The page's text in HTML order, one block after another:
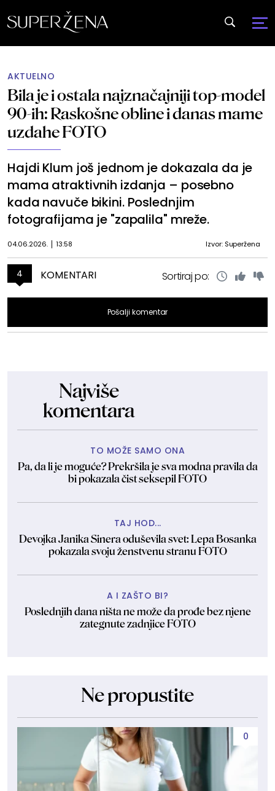
AKTUELNO
Bila je i ostala najznačajniji top-model
90-ih: Raskošne obline i danas mame
uzdahe FOTO
Hajdi Klum još jednom je dokazala da je
mama atraktivnih izdanja – posebno
kada navuče bikini. Poslednjim
fotografijama je "zapalila" mreže.
04.06.2026. 13:58 Izvor: Superžena
4 KOMENTARI Sortiraj po:
Pošalji komentar
Najviše
komentara
TO MOŽE SAMO ONA
Pa, da li je moguće? Prekršila je sva modna pravila da
bi pokazala čist seksepil FOTO
TAJ HOD...
Devojka Janika Sinera oduševila svet: Lepa Bosanka
pokazala svoju ženstvenu stranu FOTO
A I ZAŠTO BI?
Poslednjih dana ništa ne može da prođe bez njene
zategnute zadnjice FOTO
Ne propustite
0